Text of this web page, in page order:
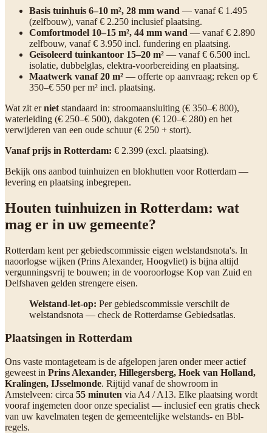
Basis tuinhuis 6–10 m², 28 mm wand — vanaf € 1.495
(zelfbouw), vanaf € 2.250 inclusief plaatsing.
Comfortmodel 10–15 m², 44 mm wand — vanaf € 2.890
zelfbouw, vanaf € 3.950 incl. fundering en plaatsing.
Geïsoleerd tuinkantoor 15–20 m² — vanaf € 6.500 incl.
isolatie, dubbelglas, elektra-voorbereiding en plaatsing.
Maatwerk vanaf 20 m² — offerte op aanvraag; reken op €
350–€ 550 per m² incl. plaatsing.
Wat zit erniet standaard in: stroomaansluiting (€ 350–€ 800),
waterleiding (€ 250–€ 500), dakgoten (€ 120–€ 280) en het
verwijderen van een oude schuur (€ 250 + stort).
Vanaf prijs in Rotterdam: € 2.399 (excl. plaatsing).
Bekijk ons aanbod tuinhuizen en blokhutten voor Rotterdam —
levering en plaatsing inbegrepen.
Houten tuinhuizen in Rotterdam: wat
mag er in uw gemeente?
Rotterdam kent per gebiedscommissie eigen welstandsnota's. In
naoorlogse wijken (Prins Alexander, Hoogvliet) is bijna altijd
vergunningsvrij te bouwen; in de vooroorlogse Kop van Zuid en
Delfshaven gelden strengere eisen.
Welstand-let-op: Per gebiedscommissie verschilt de
welstandsnota — check de Rotterdamse Gebiedsatlas.
Plaatsingen in Rotterdam
Ons vaste montageteam is de afgelopen jaren onder meer actief
geweest in Prins Alexander, Hillegersberg, Hoek van Holland,
Kralingen, IJsselmonde. Rijtijd vanaf de showroom in
Amstelveen: circa 55 minuten via A4 / A13. Elke plaatsing wordt
vooraf ingemeten door onze specialist — inclusief een gratis check
van uw kavelmaten tegen de gemeentelijke welstands- en Bbl-
regels.